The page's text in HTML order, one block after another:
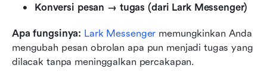
Konversi pesan → tugas (dari Lark Messenger)
Apa fungsinya: Lark Messenger memungkinkan Anda
mengubah pesan obrolan apa pun menjadi tugas yang
dilacak tanpa meninggalkan percakapan.